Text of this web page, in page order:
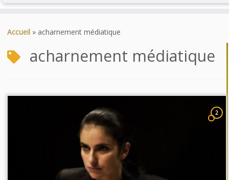
auAccueil » acharnement médiatique
acharnement médiatique
2